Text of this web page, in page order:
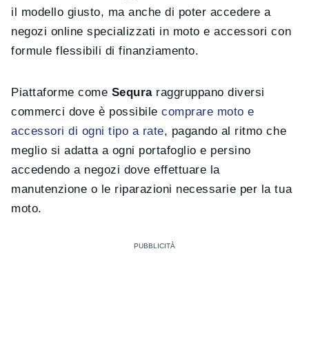
il modello giusto, ma anche di poter accedere a
negozi online specializzati in moto e accessori con
formule flessibili di finanziamento.
Piattaforme come Sequraraggruppano diversi
commerci dove è possibilecomprare moto e
accessori di ogni tipo a rate, pagando al ritmo che
meglio si adatta a ogni portafoglio e persino
accedendo a negozi dove effettuare la
manutenzione o le riparazioni necessarie per la tua
moto.